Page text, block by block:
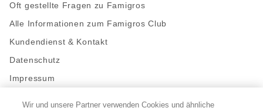
Oft gestellte Fragen zu Famigros
Alle Informationen zum Famigros Club
Kundendienst & Kontakt
Datenschutz
Impressum
Bleibe mit uns in Kontakt
Wir und unsere Partner verwenden Cookies und ähnliche